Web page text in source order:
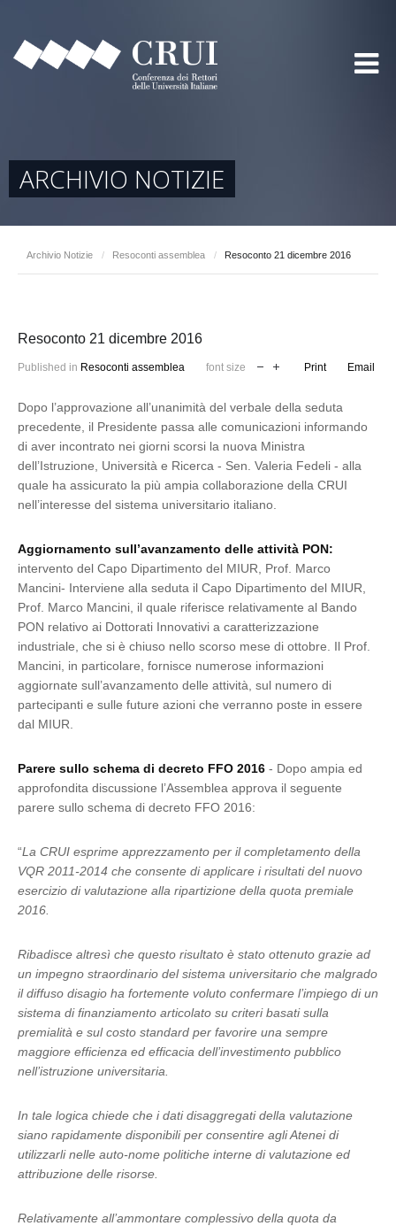
ARCHIVIO NOTIZIE
Archivio Notizie / Resoconti assemblea / Resoconto 21 dicembre 2016
Resoconto 21 dicembre 2016
Published in Resoconti assemblea font size Print Email
Dopo l’approvazione all’unanimità del verbale della seduta
precedente, il Presidente passa alle comunicazioni informando
di aver incontrato nei giorni scorsi la nuova Ministra
dell’Istruzione, Università e Ricerca - Sen. Valeria Fedeli - alla
quale ha assicurato la più ampia collaborazione della CRUI
nell’interesse del sistema universitario italiano.
Aggiornamento sull’avanzamento delle attività PON:
intervento del Capo Dipartimento del MIUR, Prof. Marco
Mancini- Interviene alla seduta il Capo Dipartimento del MIUR,
Prof. Marco Mancini, il quale riferisce relativamente al Bando
PON relativo ai Dottorati Innovativi a caratterizzazione
industriale, che si è chiuso nello scorso mese di ottobre. Il Prof.
Mancini, in particolare, fornisce numerose informazioni
aggiornate sull’avanzamento delle attività, sul numero di
partecipanti e sulle future azioni che verranno poste in essere
dal MIUR.
Parere sullo schema di decreto FFO 2016 - Dopo ampia ed
approfondita discussione l’Assemblea approva il seguente
parere sullo schema di decreto FFO 2016:
“La CRUI esprime apprezzamento per il completamento della
VQR 2011-2014 che consente di applicare i risultati del nuovo
esercizio di valutazione alla ripartizione della quota premiale
2016.
Ribadisce altresì che questo risultato è stato ottenuto grazie ad
un impegno straordinario del sistema universitario che malgrado
il diffuso disagio ha fortemente voluto confermare l’impiego di un
sistema di finanziamento articolato su criteri basati sulla
premialità e sul costo standard per favorire una sempre
maggiore efficienza ed efficacia dell’investimento pubblico
nell’istruzione universitaria.
In tale logica chiede che i dati disaggregati della valutazione
siano rapidamente disponibili per consentire agli Atenei di
utilizzarli nelle auto-nome politiche interne di valutazione ed
attribuzione delle risorse.
Relativamente all’ammontare complessivo della quota da